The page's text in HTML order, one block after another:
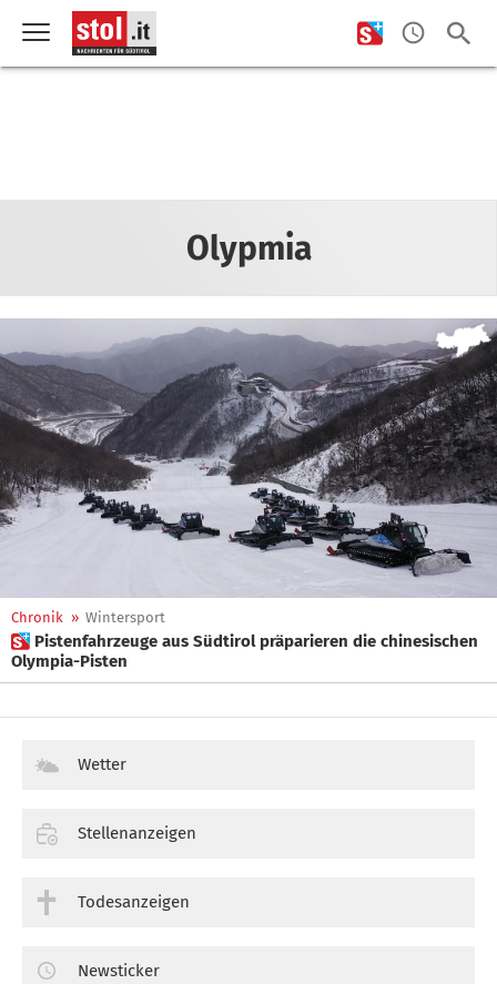
Olypmia
Chronik » Wintersport
 Pistenfahrzeuge aus Südtirol präparieren die chinesischen
Olympia-Pisten
Wetter
Stellenanzeigen
Todesanzeigen
Newsticker